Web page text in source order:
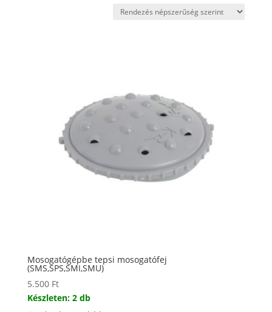
popularity
Mosogatógépbe tepsi mosogatófej
(SMS,SPS,SMI,SMU)
5.500 Ft
Készleten: 2 db